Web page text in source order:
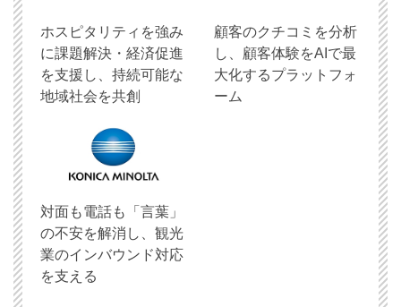
ホスピタリティを強み
に課題解決・経済促進
を支援し、持続可能な
地域社会を共創
顧客のクチコミを分析
し、顧客体験をAIで最
大化するプラットフォ
ーム
対面も電話も「言葉」
の不安を解消し、観光
業のインバウンド対応
を支える